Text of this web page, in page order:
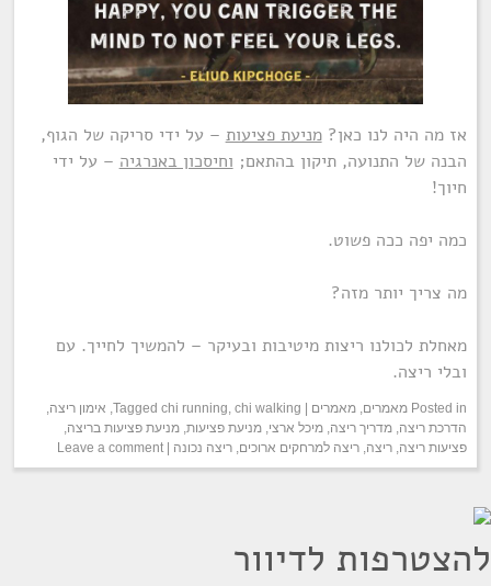
אז מה היה לנו כאן?מניעת פציעות – על ידי סריקה של הגוף,
הבנה של התנועה, תיקון בהתאם; וחיסכון באנרגיה – על ידי
חיוך!
כמה יפה ככה פשוט.
מה צריך יותר מזה?
מאחלת לכולנו ריצות מיטיבות ובעיקר – להמשיך לחייך. עם
ובלי ריצה.
Posted in מאמרים,מאמרים Tagged chi running, chi walking
, אימון ריצה,
הדרכת ריצה,מדריך ריצה,מיכל ארצי,מניעת פציעות,מניעת פציעות בריצה,
פציעות ריצה,ריצה,ריצה למרחקים ארוכים,ריצה נכונה Leave a comment
להצטרפות לדיוור